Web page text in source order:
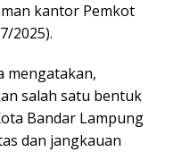
kantor Pemkot
2025).
mengatakan,
salah satu bentuk
Bandar Lampung
dan jangkauan